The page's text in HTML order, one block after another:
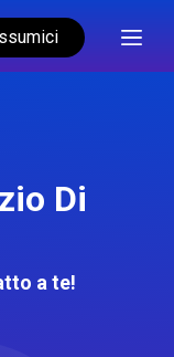
Di
a te!